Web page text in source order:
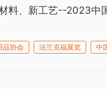
料、新工艺--2023中
品协会 法兰克福展览 中